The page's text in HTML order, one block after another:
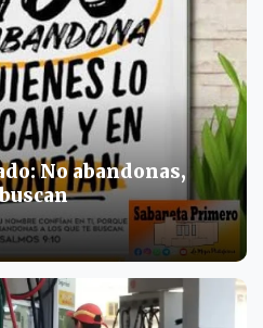
No abandonas,